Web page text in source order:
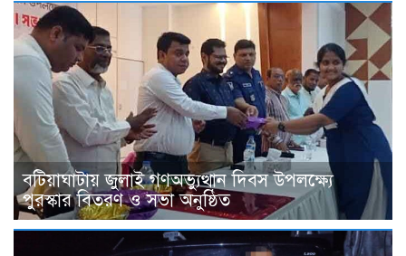
বটিয়াঘাটায় জুলাই গণঅভ্যুত্থান দিবস উপলক্ষ্যে
পুরস্কার বিতরণ ও সভা অনুষ্ঠিত